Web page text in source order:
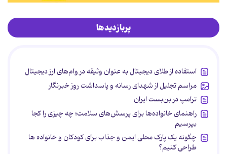
پربازدیدها
استفاده از طلای دیجیتال به عنوان وثیقه در وام‌های ارز دیجیتال
مراسم تجلیل از شهدای رسانه و پاسداشت روز خبرنگار
ترامپ در بن‌بست ایران
راهنمای خانواده‌ها برای پرسش‌های سلامت؛ چه چیزی را کجا
بپرسیم
چگونه یک پارک محلی ایمن و جذاب برای کودکان و خانواده ها
طراحی کنیم؟